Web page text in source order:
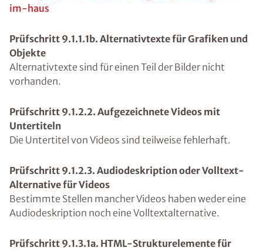
im-haus
Prüfschritt 9.1.1.1b. Alternativtexte für Grafiken und
Objekte
Alternativtexte sind für einen Teil der Bilder nicht
vorhanden.
Prüfschritt 9.1.2.2. Aufgezeichnete Videos mit
Untertiteln
Die Untertitel von Videos sind teilweise fehlerhaft.
Prüfschritt 9.1.2.3. Audiodeskription oder Volltext-
Alternative für Videos
Bestimmte Stellen mancher Videos haben weder eine
Audiodeskription noch eine Volltextalternative.
Prüfschritt 9.1.3.1a. HTML-Strukturelemente für